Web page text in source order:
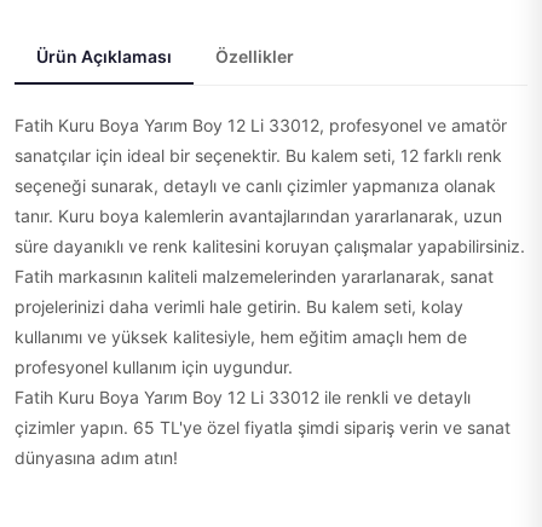
Ürün Açıklaması Özellikler
Fatih Kuru Boya Yarım Boy 12 Li 33012, profesyonel ve amatör
sanatçılar için ideal bir seçenektir. Bu kalem seti, 12 farklı renk
seçeneği sunarak, detaylı ve canlı çizimler yapmanıza olanak
tanır. Kuru boya kalemlerin avantajlarından yararlanarak, uzun
süre dayanıklı ve renk kalitesini koruyan çalışmalar yapabilirsiniz.
Fatih markasının kaliteli malzemelerinden yararlanarak, sanat
projelerinizi daha verimli hale getirin. Bu kalem seti, kolay
kullanımı ve yüksek kalitesiyle, hem eğitim amaçlı hem de
profesyonel kullanım için uygundur.
Fatih Kuru Boya Yarım Boy 12 Li 33012 ile renkli ve detaylı
çizimler yapın. 65 TL'ye özel fiyatla şimdi sipariş verin ve sanat
dünyasına adım atın!